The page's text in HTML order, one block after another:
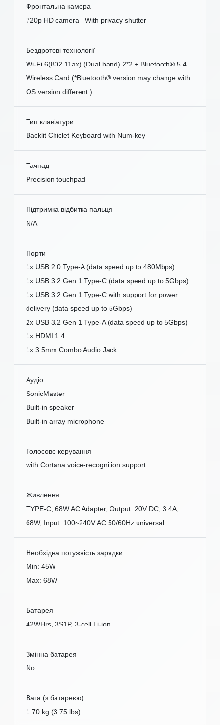
Фронтальна камера
720p HD camera ; With privacy shutter
Бездротові технології
Wi-Fi 6(802.11ax) (Dual band) 2*2 + Bluetooth® 5.4
Wireless Card (*Bluetooth® version may change with
OS version different.)
Тип клавіатури
Backlit Chiclet Keyboard with Num-key
Тачпад
Precision touchpad
Підтримка відбитка пальця
N/A
Порти
1x USB 2.0 Type-A (data speed up to 480Mbps)
1x USB 3.2 Gen 1 Type-C (data speed up to 5Gbps)
1x USB 3.2 Gen 1 Type-C with support for power
delivery (data speed up to 5Gbps)
2x USB 3.2 Gen 1 Type-A (data speed up to 5Gbps)
1x HDMI 1.4
1x 3.5mm Combo Audio Jack
Аудіо
SonicMaster
Built-in speaker
Built-in array microphone
Голосове керування
with Cortana voice-recognition support
Живлення
TYPE-C, 68W AC Adapter, Output: 20V DC, 3.4A,
68W, Input: 100~240V AC 50/60Hz universal
Необхідна потужність зарядки
Min: 45W
Max: 68W
Батарея
42WHrs, 3S1P, 3-cell Li-ion
Змінна батарея
No
Вага (з батареєю)
1.70 kg (3.75 lbs)